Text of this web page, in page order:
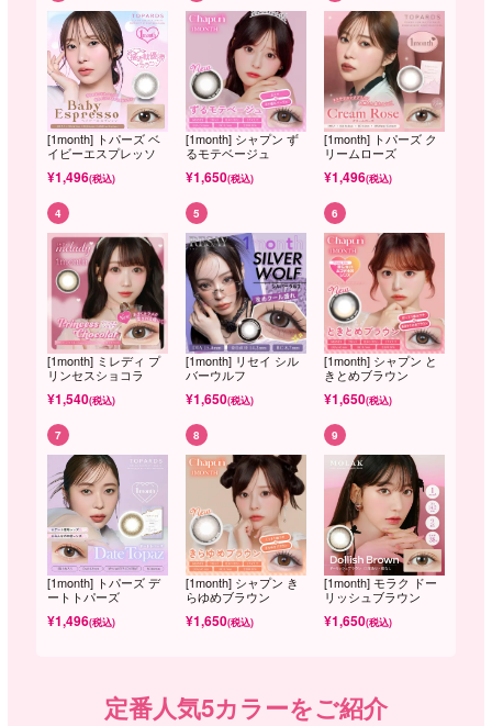
[1month] トパーズ ベ
イビーエスプレッソ
¥1,496(税込)
[1month] シャプン ず
るモテベージュ
¥1,650(税込)
[1month] トパーズ ク
リームローズ
¥1,496(税込)
4
[1month] ミレディ プ
リンセスショコラ
¥1,540(税込)
5
[1month] リセイ シル
バーウルフ
¥1,650(税込)
6
[1month] シャプン と
きとめブラウン
¥1,650(税込)
7
[1month] トパーズ デ
ートトパーズ
¥1,496(税込)
8
[1month] シャプン き
らゆめブラウン
¥1,650(税込)
9
[1month] モラク ドー
リッシュブラウン
¥1,650(税込)
定番人気5カラーをご紹介